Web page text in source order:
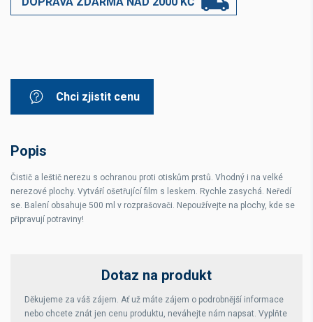
Chci zjistit cenu
Popis
Čistič a leštič nerezu s ochranou proti otiskům prstů. Vhodný i na velké
nerezové plochy. Vytváří ošetřující film s leskem. Rychle zasychá. Neředí
se. Balení obsahuje 500 ml v rozprašovači. Nepoužívejte na plochy, kde se
připravují potraviny!
Dotaz na produkt
Děkujeme za váš zájem. Ať už máte zájem o podrobnější informace
nebo chcete znát jen cenu produktu, neváhejte nám napsat. Vyplňte